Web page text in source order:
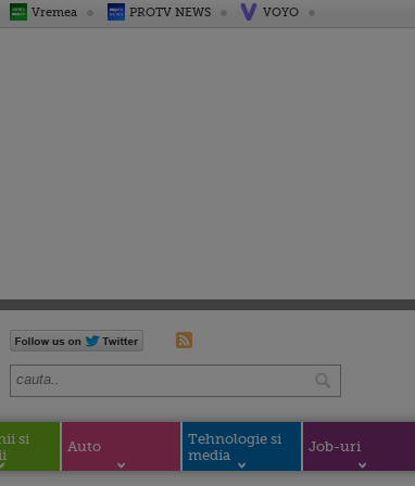
Vremea PROTV NEWS VOYO
si
Auto
Tehnologie si
media
Job-uri